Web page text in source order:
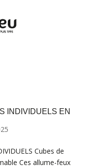
INDIVIDUELS EN
Cubes de
Ces allume-feux